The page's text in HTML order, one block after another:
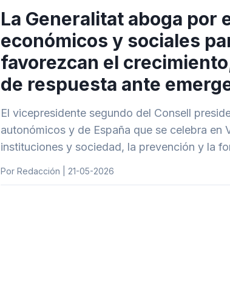
La Generalitat aboga por
económicos y sociales
favorezcan el
de respuesta ante
El vicepresidente segundo del Consell
autonómicos y de España que se celebra
instituciones y sociedad, la prevención y la
Por Redacción | 21-05-2026